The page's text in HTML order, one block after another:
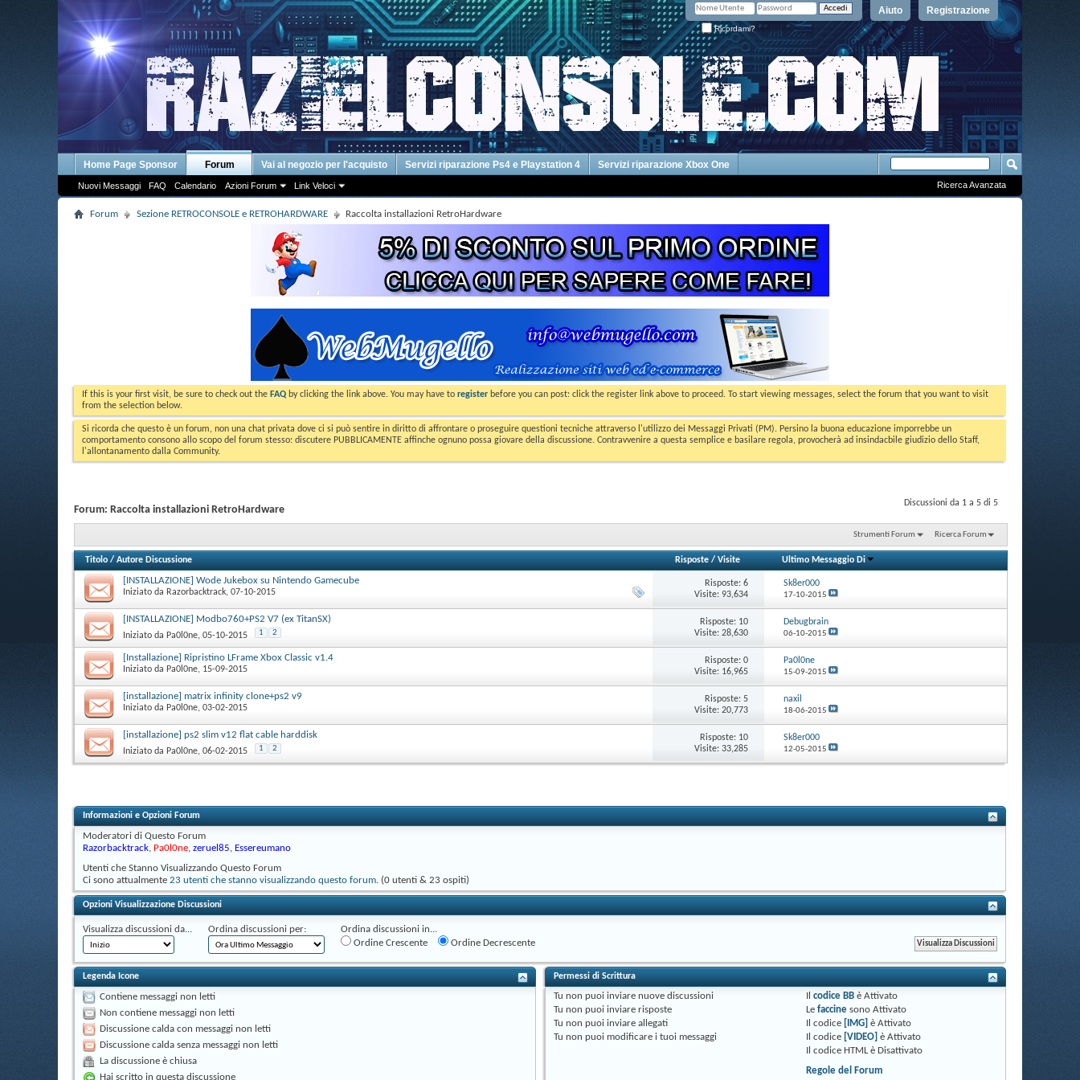
Registrazione
Aiuto
Ricordami?
Home Page Sponsor Forum
Nuovi Messaggi FAQ Calendario Azioni Forum Link Veloci
Vai al negozio per l'acquisto Servizi riparazione Ps4 e Playstation 4 Servizi riparazione Xbox One
Ricerca Avanzata
Forum Sezione RETROCONSOLE e RETROHARDWARE Raccolta installazioni RetroHardware
If this is your first visit, be sure to check out the FAQ by clicking the link above. You may have to register before you can post: click the register link above to proceed. To start viewing messages, select the forum that you want to visit
from the selection below.
Si ricorda che questo è un forum, non una chat privata dove ci si può sentire in diritto di affrontare o proseguire questioni tecniche attraverso l'utilizzo dei Messaggi Privati (PM). Persino la buona educazione imporrebbe un
comportamento consono allo scopo del forum stesso: discutere PUBBLICAMENTE affinche ognuno possa giovare della discussione. Contravvenire a questa semplice e basilare regola, provocherà ad insindacbile giudizio dello Staff,
l'allontanamento dalla Community.
Discussioni da 1 a 5 di 5
Forum: Raccolta installazioni RetroHardware
Strumenti Forum Ricerca Forum
Titolo / Autore Discussione Risposte /Visite Ultimo Messaggio Di
[INSTALLAZIONE] Wode Jukebox su Nintendo Gamecube
Iniziato da Razorbacktrack‎, 07-10-2015
Risposte:6
Visite: 93,634
Sk8er000
17-10-2015
[INSTALLAZIONE] Modbo760+PS2 V7 (ex TitanSX)
Iniziato da Pa0l0ne‎, 05-10-2015 1 2
Risposte: 10
Visite: 28,630
Debugbrain
06-10-2015
[Installazione] Ripristino LFrame Xbox Classic v1.4
Iniziato da Pa0l0ne‎, 15-09-2015
Risposte:0
Visite: 16,965
Pa0l0ne
15-09-2015
[installazione] matrix infinity clone+ps2 v9
Iniziato da Pa0l0ne‎, 03-02-2015
Risposte:5
Visite: 20,773
naxil
18-06-2015
[installazione] ps2 slim v12 flat cable harddisk
Iniziato da Pa0l0ne‎, 06-02-2015 1 2
Risposte: 10
Visite: 33,285
Sk8er000
12-05-2015
Informazioni e Opzioni Forum
Moderatori di Questo Forum
Razorbacktrack, Pa0l0ne, zeruel85, Essereumano
Utenti che Stanno Visualizzando Questo Forum
Ci sono attualmente 23 utenti che stanno visualizzando questo forum. (0 utenti & 23 ospiti)
Opzioni Visualizzazione Discussioni
Visualizza discussioni da... Ordina discussioni per:
Ordina discussioni in...
Ordine Crescente
Ordine Decrescente
Legenda Icone
Contiene messaggi non letti
Non contiene messaggi non letti
Discussione calda con messaggi non letti
Discussione calda senza messaggi non letti
La discussione è chiusa
Hai scritto in questa discussione
Permessi di Scrittura
Tu non puoiinviare nuove discussioni
Tu non puoiinviare risposte
Tu non puoiinviare allegati
Tu non puoimodificare i tuoi messaggi
Il codice BBè Attivato
Le faccinesono Attivato
Il codice [IMG] è Attivato
Il codice [VIDEO] è Attivato
Il codice HTML è Disattivato
Regole del Forum